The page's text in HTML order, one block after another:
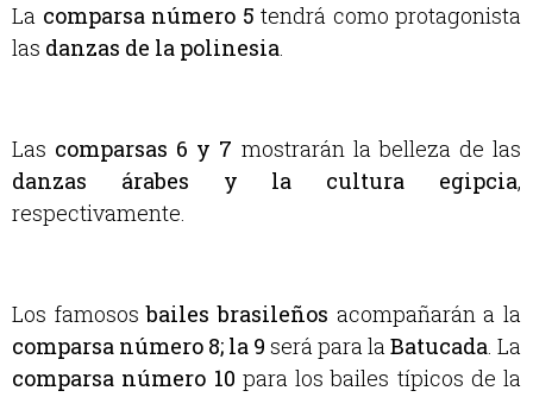
La comparsa número 5 tendrá como protagonista
las danzas de la polinesia.
Las comparsas 6 y 7 mostrarán la belleza de las
danzas árabes y la cultura egipcia,
respectivamente.
Los famososbailes brasileños acompañarán a la
comparsa número 8; la 9 será para laBatucada. La
comparsa número 10 para los bailes típicos de la